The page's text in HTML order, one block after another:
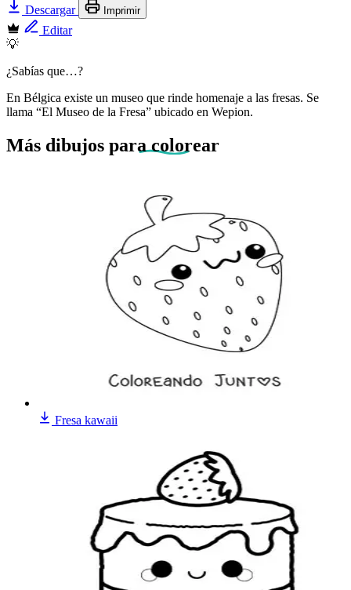
Descargar Imprimir
Editar
💡
¿Sabías que…?
En Bélgica existe un museo que rinde homenaje a las fresas. Se
llama “El Museo de la Fresa” ubicado en Wepion.
Más dibujos para colorear
Fresa kawaii